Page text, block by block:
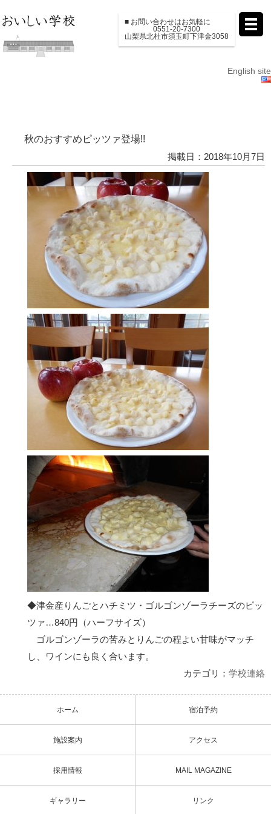
■ お問い合わせはお気軽に
0551-20-7300
山梨県北杜市須玉町下津金3058
English site
秋のおすすめピッツァ登場!!
掲載日：2018年10月7日
◆津金産りんごとハチミツ・ゴルゴンゾーラチーズのピッ
ツァ…840円（ハーフサイズ）
ゴルゴンゾーラの苦みとりんごの程よい甘味がマッチ
し、ワインにも良く合います。
カテゴリ： 学校連絡
ホーム 宿泊予約
施設案内 アクセス
採用情報 MAIL MAGAZINE
ギャラリー リンク